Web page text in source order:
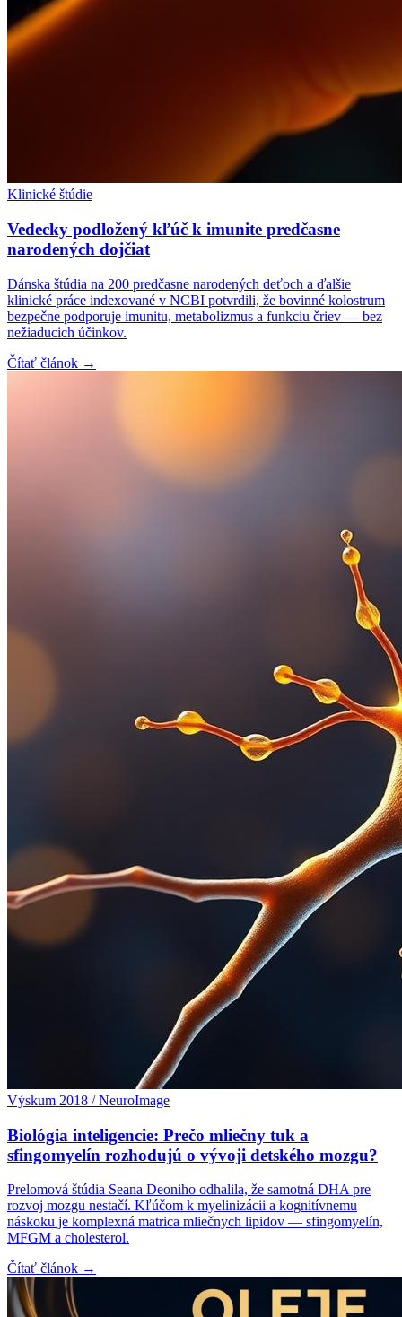
Klinické štúdie
Vedecky podložený kľúč k imunite predčasne
narodených dojčiat
Dánska štúdia na 200 predčasne narodených deťoch a ďalšie
klinické práce indexované v NCBI potvrdili, že bovinné kolostrum
bezpečne podporuje imunitu, metabolizmus a funkciu čriev — bez
nežiaducich účinkov.
Čítať článok →
Výskum 2018 / NeuroImage
Biológia inteligencie: Prečo mliečny tuk a
sfingomyelín rozhodujú o vývoji detského mozgu?
Prelomová štúdia Seana Deoniho odhalila, že samotná DHA pre
rozvoj mozgu nestačí. Kľúčom k myelinizácii a kognitívnemu
náskoku je komplexná matrica mliečnych lipidov — sfingomyelín,
MFGM a cholesterol.
Čítať článok →